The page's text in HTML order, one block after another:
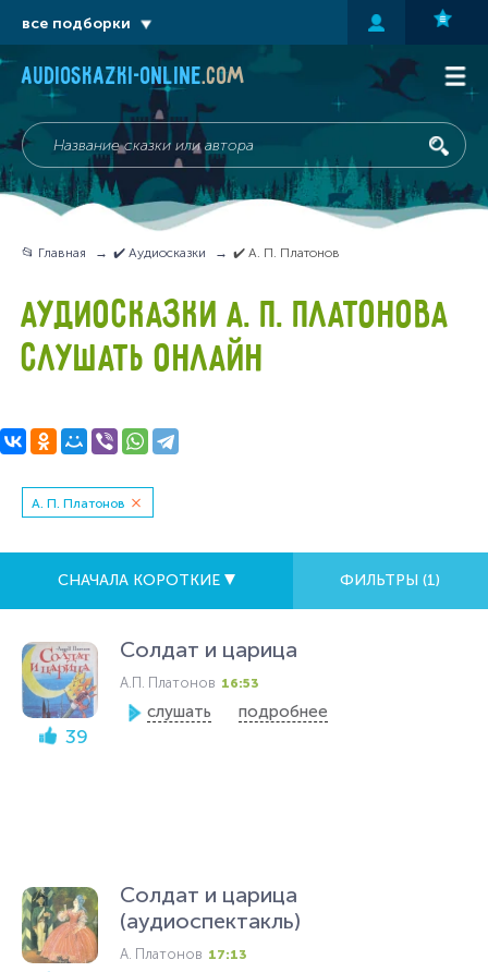
audioskazki-online.com
📂 Главная ✔️ Аудиосказки ✔️ А. П. Платонов
АУДИОСКАЗКИ А. П. ПЛАТОНОВА
СЛУШАТЬ ОНЛАЙН
А. П. Платонов
СНАЧАЛА КОРОТКИЕ ФИЛЬТРЫ (1)
39
Солдат и царица
А.П. Платонов 16:53
слушать подробнее
Солдат и царица
(аудиоспектакль)
А. Платонов 17:13
все подборки